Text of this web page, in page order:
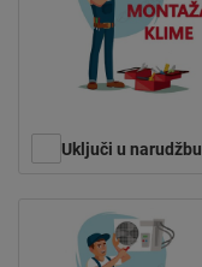
Uključi u narudžbu